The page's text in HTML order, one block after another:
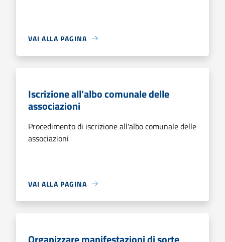
VAI ALLA PAGINA
Iscrizione all'albo comunale delle
associazioni
Procedimento di iscrizione all'albo comunale delle
associazioni
VAI ALLA PAGINA